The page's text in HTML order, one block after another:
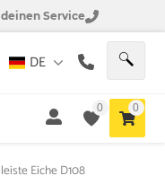
Service
DE
0 0
Eiche D108